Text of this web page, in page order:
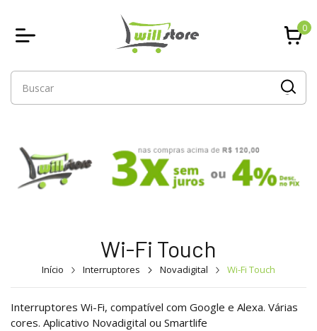
0
Wi-Fi Touch
Início Interruptores Novadigital Wi-Fi Touch
Interruptores Wi-Fi, compatível com Google e Alexa. Várias
cores. Aplicativo Novadigital ou Smartlife